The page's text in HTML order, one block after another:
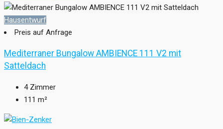
Hausentwurf
Preis auf Anfrage
Mediterraner Bungalow AMBIENCE 111 V2 mit
Satteldach
4 Zimmer
111 m²